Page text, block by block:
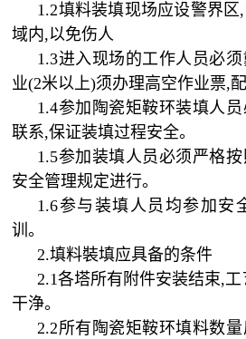
1.2填料装填现场应设警界
域内,以免伤人
1.3进入现场的工作人员必
业(2米以上)须办理高空作业票,
1.4参加陶瓷矩鞍环装填人员
联系,保证装填过程安全。
1.5参加装填人员必须严格按
安全管理规定进行。
1.6参与装填人员均参加安
训。
2.填料裝填应具备的条件
2.1各塔所有附件安装结束,
干浄。
2.2所有陶瓷矩鞍环填料数